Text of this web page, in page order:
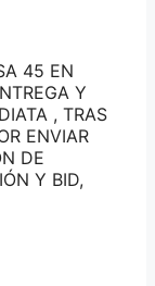
45 EN
Y
, TRAS
ENVIAR
DE
Y BID,